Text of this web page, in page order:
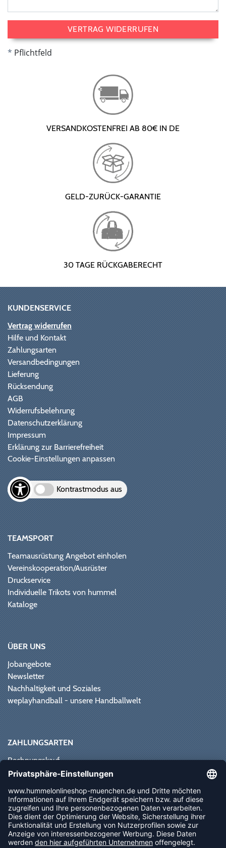
VERTRAG WIDERRUFEN
Pflichtfeld
VERSANDKOSTENFREI AB 80€ IN DE
GELD-ZURÜCK-GARANTIE
30 TAGE RÜCKGABERECHT
KUNDENSERVICE
Vertrag widerrufen
Hilfe und Kontakt
Zahlungsarten
Versandbedingungen
Lieferung
Rücksendung
AGB
Widerrufsbelehrung
Datenschutzerklärung
Impressum
Erklärung zur Barrierefreiheit
Cookie-Einstellungen anpassen
Kontrastmodus aus
TEAMSPORT
Teamausrüstung Angebot einholen
Vereinskooperation/Ausrüster
Druckservice
Individuelle Trikots von hummel
Kataloge
ÜBER UNS
Jobangebote
Newsletter
Nachhaltigkeit und Soziales
weplayhandball - unsere Handballwelt
ZAHLUNGSARTEN
Rechnungskauf
Paypal
Vorkasse
Sofortüberweisung
NEWSLETTER